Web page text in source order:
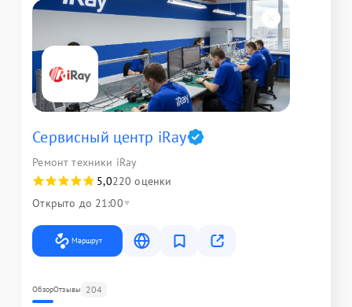
Сервисный центр iRay
Ремонт техники iRay
5,0220 оценки
Открыто до 21:00
Маршрут
ОбзорОтзывы 204